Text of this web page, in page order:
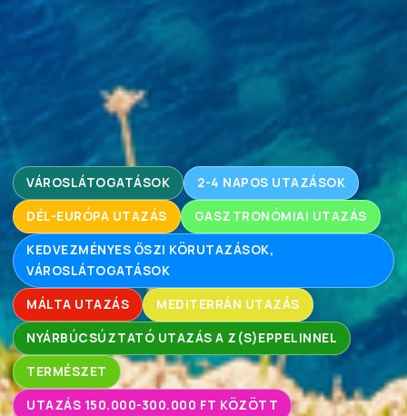
VÁROSLÁTOGATÁSOK 2-4 NAPOS UTAZÁSOK
DÉL-EURÓPA UTAZÁS GASZTRONÓMIAI UTAZÁS
KEDVEZMÉNYES ŐSZI KÖRUTAZÁSOK,
VÁROSLÁTOGATÁSOK
MÁLTA UTAZÁS MEDITERRÁN UTAZÁS
NYÁRBÚCSÚZTATÓ UTAZÁS A Z(S)EPPELINNEL
TERMÉSZET
UTAZÁS 150.000-300.000 FT KÖZÖTT